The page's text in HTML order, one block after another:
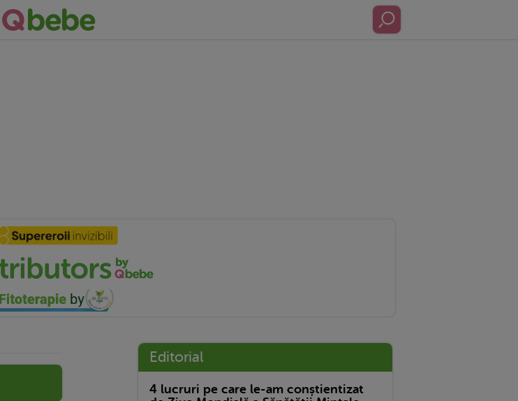
Editorial
4 lucruri pe care le-am conștientizat